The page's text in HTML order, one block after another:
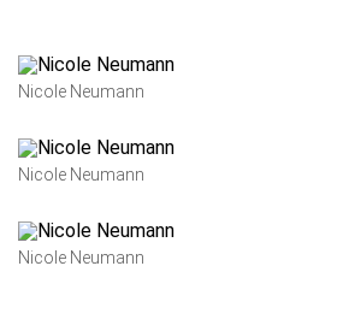
Nicole Neumann
Nicole Neumann
Nicole Neumann